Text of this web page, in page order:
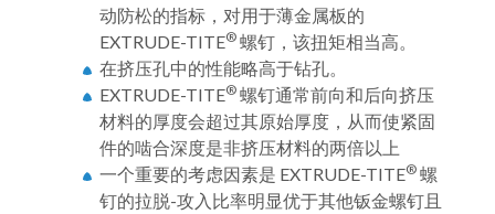
动防松的指标，对用于薄金属板的
EXTRUDE-TITE® 螺钉，该扭矩相当高。
在挤压孔中的性能略高于钻孔。
EXTRUDE-TITE® 螺钉通常前向和后向挤压
材料的厚度会超过其原始厚度，从而使紧固
件的啮合深度是非挤压材料的两倍以上
一个重要的考虑因素是 EXTRUDE-TITE® 螺
钉的拉脱-攻入比率明显优于其他钣金螺钉且